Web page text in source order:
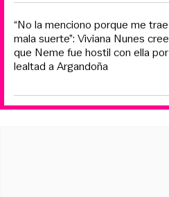
“No la menciono porque me trae
mala suerte”: Viviana Nunes cree
que Neme fue hostil con ella por
lealtad a Argandoña